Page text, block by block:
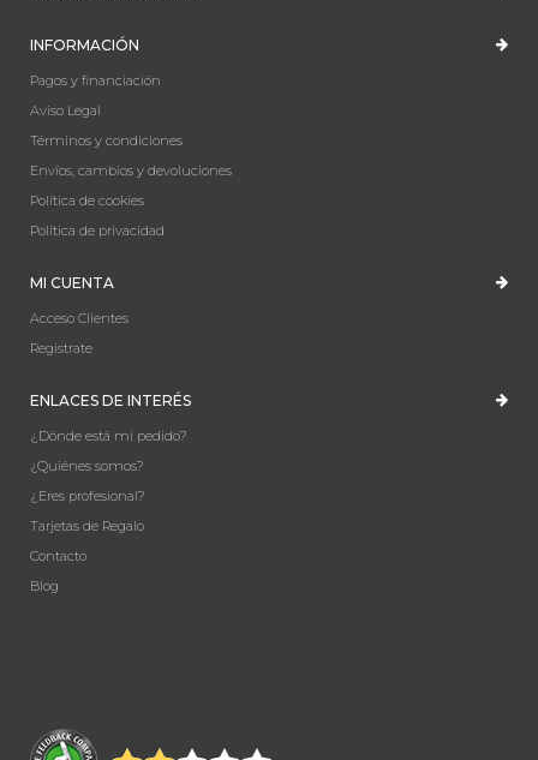
INFORMACIÓN
Pagos y financiación
Aviso Legal
Términos y condiciones
Envíos, cambios y devoluciones
Política de cookies
Política de privacidad
MI CUENTA
Acceso Clientes
Registrate
ENLACES DE INTERÉS
¿Dónde está mi pedido?
¿Quiénes somos?
¿Eres profesional?
Tarjetas de Regalo
Contacto
Blog